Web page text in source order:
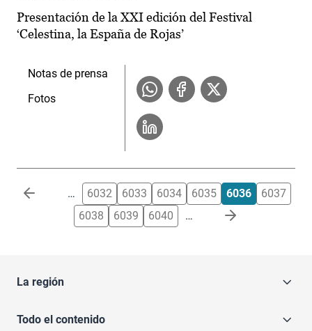
Presentación de la XXI edición del Festival
‘Celestina, la España de Rojas’
Notas de prensa
Fotos
Paginación … 6032 6033 6034 6035 6036
6037
6038
6039 6040 …
La región
Todo el contenido